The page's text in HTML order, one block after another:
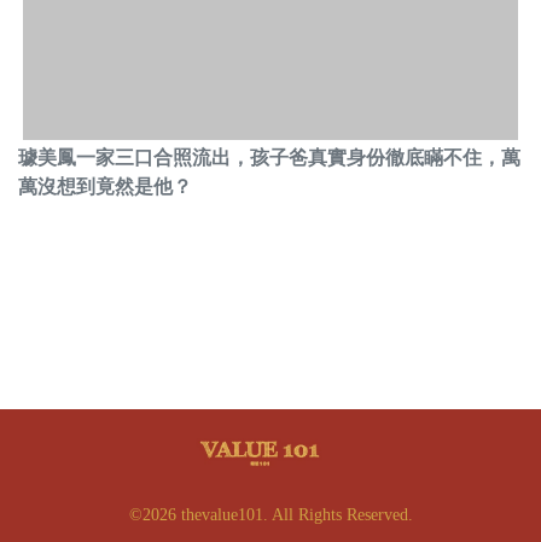
璩美鳳一家三口合照流出，孩子爸真實身份徹底瞞不住，萬
萬沒想到竟然是他？
©2026 thevalue101. All Rights Reserved.